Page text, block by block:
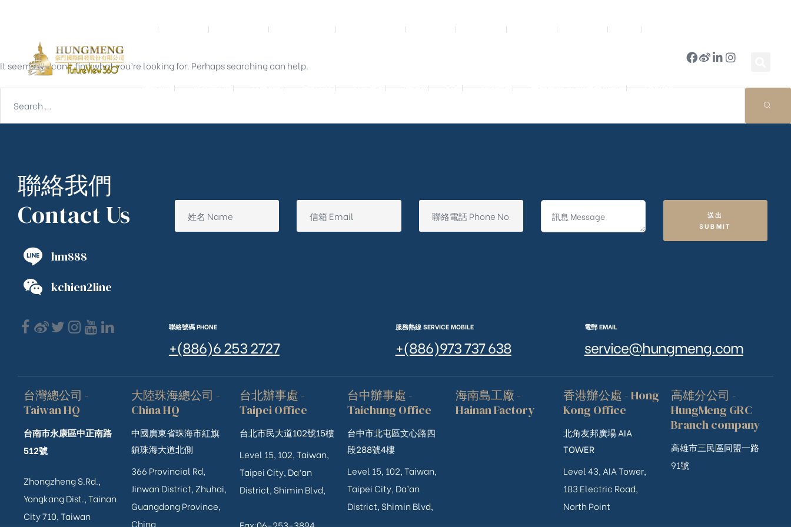
首頁 關於我們 影音實體投影 3D數位設計院 規劃設計 工程實績 新聞中心 公司簡報 商店
聯絡我們 東京一戶建 宮廷別墅 興墅12戶 法式御墅 購物車 結帳 我的帳號 豪門國際 ｜ 50週年里程碑 English
Nothing Found
It seems we can’t find what you’re looking for. Perhaps searching can help.
聯絡我們
Contact Us
hm888
kchien2line
送出
SUBMIT
聯絡號碼 PHONE
+(886)6 253 2727
服務熱線 SERVICE MOBILE
+(886)973 737 638
電郵 EMAIL
service@hungmeng.com
台灣總公司 -
Taiwan HQ
台南市永康區中正南路
512號
Zhongzheng S.Rd.,
Yongkang Dist., Tainan
City 710, Taiwan
大陸珠海總公司 -
China HQ
中國廣東省珠海市紅旗
鎮珠海大道北側
366 Provincial Rd,
Jinwan District, Zhuhai,
Guangdong Province,
China
台北辦事處 -
Taipei Office
台北市民大道102號15樓
Level 15, 102, Taiwan,
Taipei City, Da’an
District, Shimin Blvd,
台中辦事處 -
Taichung Office
台中市北屯區文心路四
段288號4樓
Level 15, 102, Taiwan,
Taipei City, Da’an
District, Shimin Blvd,
海南島工廠 -
Hainan Factory
香港辦公處 - Hong
Kong Office
北角友邦廣場 AIA
TOWER
Level 43, AIA Tower,
183 Electric Road,
North Point
高雄分公司 -
HungMeng GRC
Branch company
高雄市三民區同盟一路
91號
含日本